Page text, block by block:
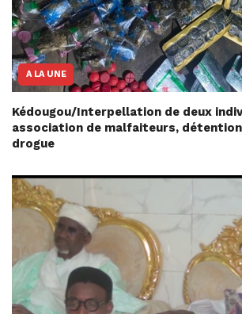
A LA UNE
Kédougou/Interpellation de deux
association de malfaiteurs,
drogue